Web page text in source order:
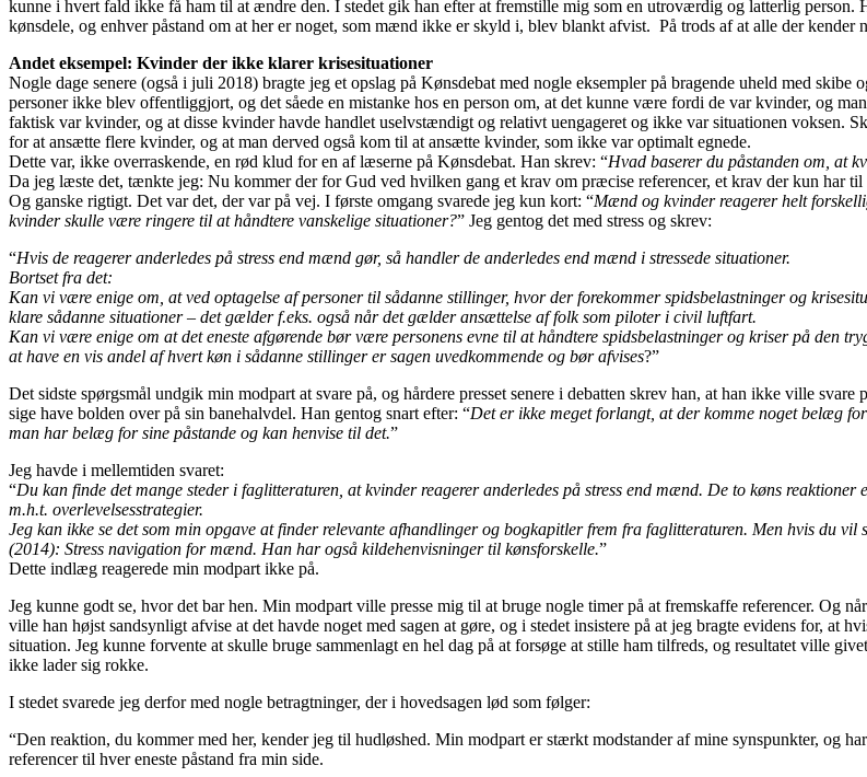
kunne i hvert fald ikke få ham til at ændre den. I stedet gik han efter at fremstille mig som en utroværdig og latterlig
kønsdele, og enhver påstand om at her er noget, som mænd ikke er skyld i, blev blankt afvist. På trods af at alle der
Andet eksempel: Kvinder der ikke klarer krisesituationer
Nogle dage senere (også i juli 2018) bragte jeg et opslag på Kønsdebat med nogle eksempler på bragende uheld med
personer ikke blev offentliggjort, og det såede en mistanke hos en person om, at det kunne være fordi de var kvinder, og
faktisk var kvinder, og at disse kvinder havde handlet uselvstændigt og relativt uengageret og ikke var situationen voksen.
for at ansætte flere kvinder, og at man derved også kom til at ansætte kvinder, som ikke var optimalt egnede.
Dette var, ikke overraskende, en rød klud for en af læserne på Kønsdebat. Han skrev: “Hvad baserer du påstanden om, at
Da jeg læste det, tænkte jeg: Nu kommer der for Gud ved hvilken gang et krav om præcise referencer, et krav der kun har
Og ganske rigtigt. Det var det, der var på vej. I første omgang svarede jeg kun kort: “Mænd og kvinder reagerer helt
kvinder skulle være ringere til at håndtere vanskelige situationer?” Jeg gentog det med stress og skrev:
“Hvis de reagerer anderledes på stress end mænd gør, så handler de anderledes end mænd i stressede situationer.
Bortset fra det:
Kan vi være enige om, at ved optagelse af personer til sådanne stillinger, hvor der forekommer spidsbelastninger og
klare sådanne situationer – det gælder f.eks. også når det gælder ansættelse af folk som piloter i civil luftfart.
Kan vi være enige om at det eneste afgørende bør være personens evne til at håndtere spidsbelastninger og kriser på den
at have en vis andel af hvert køn i sådanne stillinger er sagen uvedkommende og bør afvises?”
Det sidste spørgsmål undgik min modpart at svare på, og hårdere presset senere i debatten skrev han, at han ikke ville
sige have bolden over på sin banehalvdel. Han gentog snart efter: “Det er ikke meget forlangt, at der komme noget belæg
man har belæg for sine påstande og kan henvise til det.”
Jeg havde i mellemtiden svaret:
“Du kan finde det mange steder i faglitteraturen, at kvinder reagerer anderledes på stress end mænd. De to køns
m.h.t. overlevelsesstrategier.
Jeg kan ikke se det som min opgave at finder relevante afhandlinger og bogkapitler frem fra faglitteraturen. Men hvis du
(2014): Stress navigation for mænd. Han har også kildehenvisninger til kønsforskelle.”
Dette indlæg reagerede min modpart ikke på.
Jeg kunne godt se, hvor det bar hen. Min modpart ville presse mig til at bruge nogle timer på at fremskaffe referencer. Og
ville han højst sandsynligt afvise at det havde noget med sagen at gøre, og i stedet insistere på at jeg bragte evidens for, at
situation. Jeg kunne forvente at skulle bruge sammenlagt en hel dag på at forsøge at stille ham tilfreds, og resultatet ville
ikke lader sig rokke.
I stedet svarede jeg derfor med nogle betragtninger, der i hovedsagen lød som følger:
“Den reaktion, du kommer med her, kender jeg til hudløshed. Min modpart er stærkt modstander af mine synspunkter, og
referencer til hver eneste påstand fra min side.